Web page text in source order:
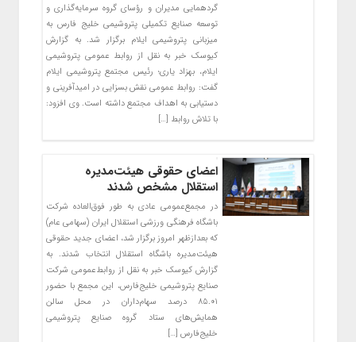
گردهمایی مدیران و رؤسای گروه سرمایه‌گذاری و‌
توسعه صنایع تکمیلی پتروشیمی خلیج فارس به
میزبانی پتروشیمی ایلام برگزار شد. به گزارش
کیوسک خبر به نقل از روابط عمومی پتروشیمی
ایلام، بهزاد یاری؛ رئیس مجتمع پتروشیمی ایلام
گفت: روابط عمومی نقش بسزایی در امیدآفرینی و
دستیابی به اهداف مجتمع داشته است. وی افزود:
با تلاش روابط […]
اعضای حقوقی هیئت‌مدیره
استقلال مشخص شدند
در مجمع‌عمومی عادی به طور فوق‌العاده شرکت
باشگاه فرهنگی ورزشی استقلال ایران (سهامی عام)
که بعدازظهر امروز برگزار شد، اعضای جدید حقوقی
هیئت‌مدیره باشگاه استقلال انتخاب شدند. به
گزارش کیوسک خبر به نقل از روابط‌عمومی شرکت
صنایع پتروشیمی خلیج‌فارس، این مجمع با حضور
۸۵.۰۱ درصد سهام‌داران در محل سالن
همایش‌های ستاد گروه صنایع پتروشیمی
خلیج‌فارس […]